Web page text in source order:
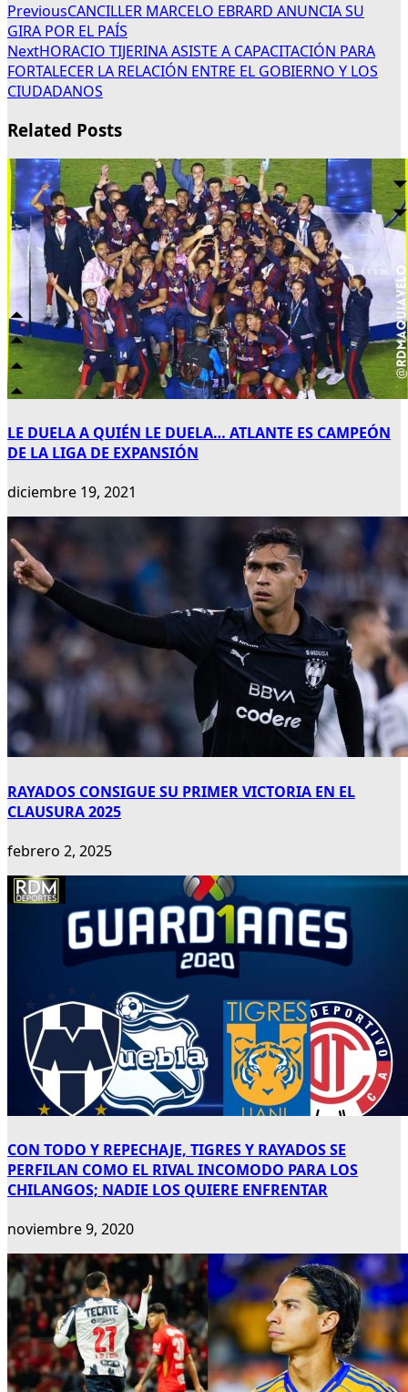
PreviousCANCILLER MARCELO EBRARD ANUNCIA SU
GIRA POR EL PAÍS
NextHORACIO TIJERINA ASISTE A CAPACITACIÓN PARA
FORTALECER LA RELACIÓN ENTRE EL GOBIERNO Y LOS
CIUDADANOS
Related Posts
LE DUELA A QUIÉN LE DUELA… ATLANTE ES CAMPEÓN
DE LA LIGA DE EXPANSIÓN
diciembre 19, 2021
RAYADOS CONSIGUE SU PRIMER VICTORIA EN EL
CLAUSURA 2025
febrero 2, 2025
CON TODO Y REPECHAJE, TIGRES Y RAYADOS SE
PERFILAN COMO EL RIVAL INCOMODO PARA LOS
CHILANGOS; NADIE LOS QUIERE ENFRENTAR
noviembre 9, 2020